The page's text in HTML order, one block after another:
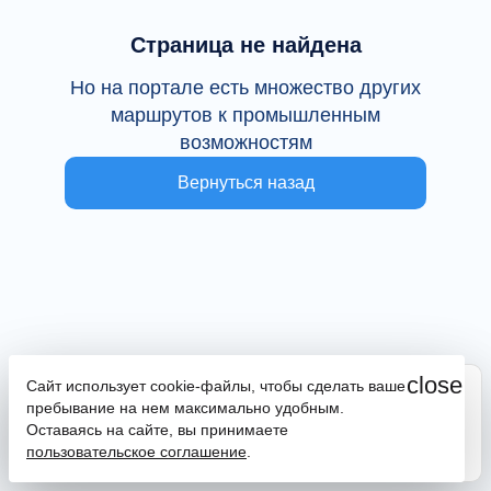
Страница не найдена
Но на портале есть множество других
маршрутов к промышленным
возможностям
Вернуться назад
close
Сайт использует cookie-файлы, чтобы сделать ваше
пребывание на нем максимально удобным.
Оставаясь на сайте, вы принимаете
пользовательское соглашение
Сайт находится в тестовой эксплуатации
В случае наличия ошибок или замечаний просим
сообщить на почтуpromportal@frpkk.ru
написать нам в чатилизаказать обратный звонок